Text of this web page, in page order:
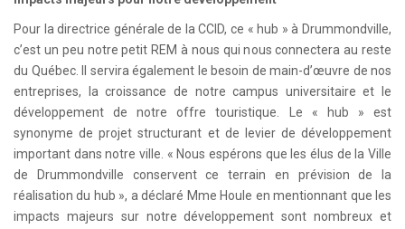
Pour la directrice générale de la CCID, ce « hub » à Drummondville,
c’est un peu notre petit REM à nous qui nous connectera au reste
du Québec. Il servira également le besoin de main-d’œuvre de nos
entreprises, la croissance de notre campus universitaire et le
développement de notre offre touristique. Le « hub » est
synonyme de projet structurant et de levier de développement
important dans notre ville. « Nous espérons que les élus de la Ville
de Drummondville conservent ce terrain en prévision de la
réalisation du hub », a déclaré Mme Houle en mentionnant que les
impacts majeurs sur notre développement sont nombreux et